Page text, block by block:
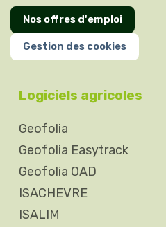
Nos offres d'emploi
Gestion des cookies
Logiciels agricoles
Geofolia
Geofolia Easytrack
Geofolia OAD
ISACHEVRE
ISALIM